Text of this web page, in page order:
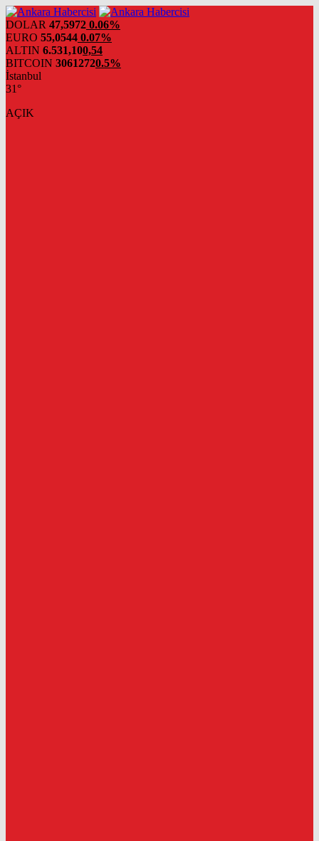
DOLAR 47,5972 0.06%
EURO 55,0544 0.07%
ALTIN 6.531,100,54
BITCOIN 30612720.5%
İstanbul
31°
AÇIK